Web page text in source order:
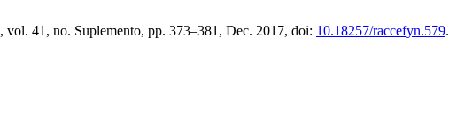
, vol. 41, no. Suplemento, pp. 373–381, Dec. 2017, doi: 10.18257/raccefyn.579.